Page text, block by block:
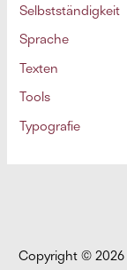
Selbstständigkeit
Sprache
Texten
Tools
Typografie
Copyright © 2026